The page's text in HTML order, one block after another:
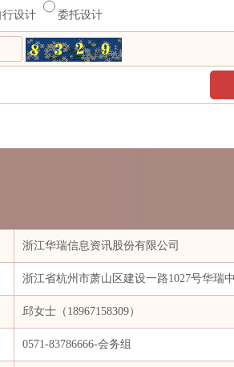
石油化工股份有限公司
咨询有限责任公司
有限公司华北化工销售分公司 中
石化有限公司
期货有限责任公司
（苏州）有限公司
募基金管理有限公司 中
Impact Corporation
行设计 委托设计
浙江华瑞信息资讯股份有限公司
浙江省杭州市萧山区建设一路1027号华瑞
邱女士（18967158309）
0571-83786666-会务组